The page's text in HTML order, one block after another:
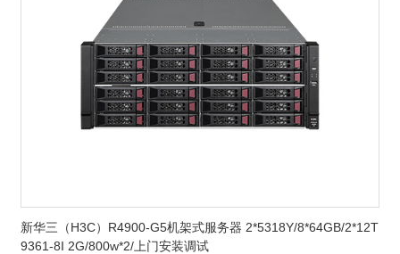
新华三（H3C）R4900-G5机架式服务器 2*5318Y/8*64GB/2*12T
9361-8I 2G/800w*2/上门安装调试